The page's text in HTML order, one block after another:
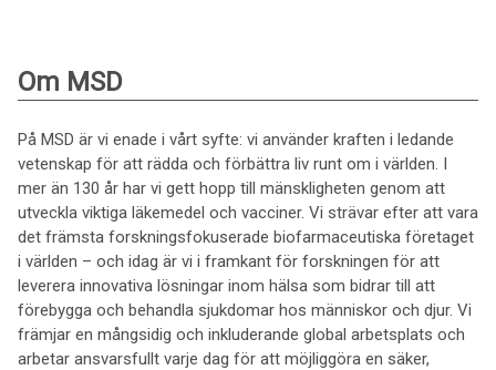
Om MSD
På MSD är vi enade i vårt syfte: vi använder kraften i ledande
vetenskap för att rädda och förbättra liv runt om i världen. I
mer än 130 år har vi gett hopp till mänskligheten genom att
utveckla viktiga läkemedel och vacciner. Vi strävar efter att vara
det främsta forskningsfokuserade biofarmaceutiska företaget
i världen – och idag är vi i framkant för forskningen för att
leverera innovativa lösningar inom hälsa som bidrar till att
förebygga och behandla sjukdomar hos människor och djur. Vi
främjar en mångsidig och inkluderande global arbetsplats och
arbetar ansvarsfullt varje dag för att möjliggöra en säker,